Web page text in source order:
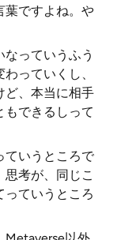
葉ですよね。や
っていうふう
っていくし、
ど、本当に相手
もできるしって
ていうところで
考が、同じこ
っていうところ